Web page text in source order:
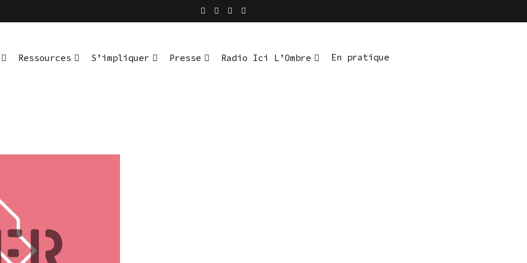
Ressources S’impliquer Presse Radio Ici L’Ombre En pratique